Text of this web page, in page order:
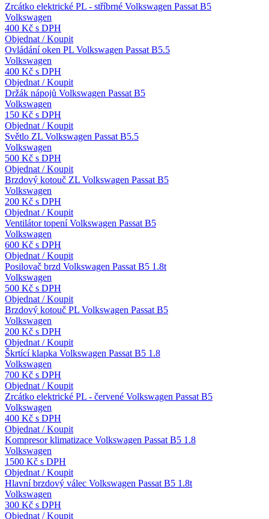
Zrcátko elektrické PL - stříbrné Volkswagen Passat B5
Volkswagen
400 Kč s DPH
Objednat / Koupit
Ovládání oken PL Volkswagen Passat B5.5
Volkswagen
400 Kč s DPH
Objednat / Koupit
Držák nápojů Volkswagen Passat B5
Volkswagen
150 Kč s DPH
Objednat / Koupit
Světlo ZL Volkswagen Passat B5.5
Volkswagen
500 Kč s DPH
Objednat / Koupit
Brzdový kotouč ZL Volkswagen Passat B5
Volkswagen
200 Kč s DPH
Objednat / Koupit
Ventilátor topení Volkswagen Passat B5
Volkswagen
600 Kč s DPH
Objednat / Koupit
Posilovač brzd Volkswagen Passat B5 1.8t
Volkswagen
500 Kč s DPH
Objednat / Koupit
Brzdový kotouč PL Volkswagen Passat B5
Volkswagen
200 Kč s DPH
Objednat / Koupit
Škrtící klapka Volkswagen Passat B5 1.8
Volkswagen
700 Kč s DPH
Objednat / Koupit
Zrcátko elektrické PL - červené Volkswagen Passat B5
Volkswagen
400 Kč s DPH
Objednat / Koupit
Kompresor klimatizace Volkswagen Passat B5 1.8
Volkswagen
1500 Kč s DPH
Objednat / Koupit
Hlavní brzdový válec Volkswagen Passat B5 1.8t
Volkswagen
300 Kč s DPH
Objednat / Koupit